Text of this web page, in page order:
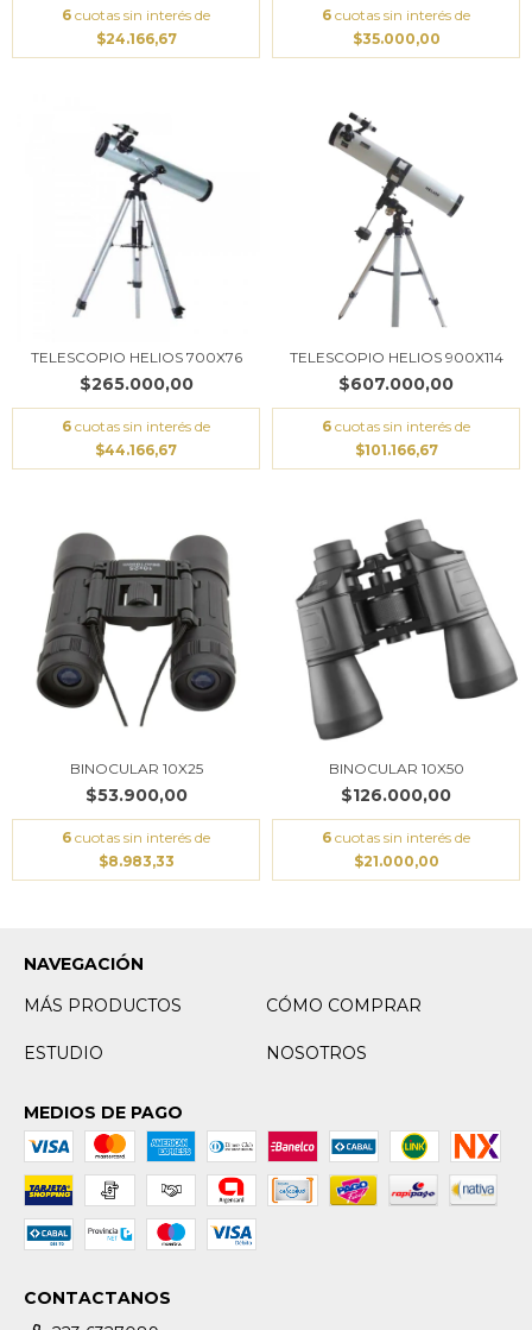
6 cuotas sin interés de
$24.166,67
6 cuotas sin interés de
$35.000,00
TELESCOPIO HELIOS 700X76
$265.000,00
6 cuotas sin interés de
$44.166,67
TELESCOPIO HELIOS 900X114
$607.000,00
6 cuotas sin interés de
$101.166,67
BINOCULAR 10X25
$53.900,00
6 cuotas sin interés de
$8.983,33
BINOCULAR 10X50
$126.000,00
6 cuotas sin interés de
$21.000,00
NAVEGACIÓN
MÁS PRODUCTOS
CÓMO COMPRAR
ESTUDIO NOSOTROS
MEDIOS DE PAGO
CONTACTANOS